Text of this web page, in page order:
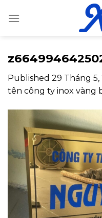
Published 29 Tháng 5,
tên công ty inox vàng